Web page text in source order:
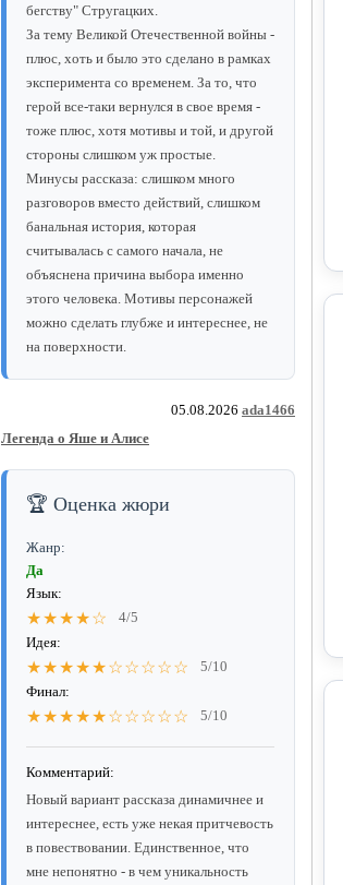
бегству" Стругацких.
За тему Великой Отечественной войны -
плюс, хоть и было это сделано в рамках
эксперимента со временем. За то, что
герой все-таки вернулся в свое время -
тоже плюс, хотя мотивы и той, и другой
стороны слишком уж простые.
Минусы рассказа: слишком много
разговоров вместо действий, слишком
банальная история, которая
считывалась с самого начала, не
объяснена причина выбора именно
этого человека. Мотивы персонажей
можно сделать глубже и интереснее, не
на поверхности.
05.08.2026 ada1466
Легенда о Яше и Алисе
🏆 Оценка жюри
Жанр:
Да
Язык:
★★★★☆
4/5
Идея:
★★★★★☆☆☆☆☆
5/10
Финал:
★★★★★☆☆☆☆☆ 5/10
Комментарий:
Новый вариант рассказа динамичнее и
интереснее, есть уже некая притчевость
в повествовании. Единственное, что
мне непонятно - в чем уникальность